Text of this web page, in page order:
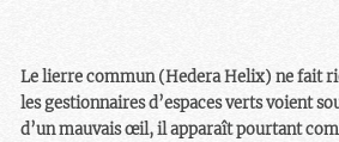
Le lierre commun (Hedera Helix) ne fait
les gestionnaires d’espaces verts voient
d’un mauvais œil, il apparaît pourtant